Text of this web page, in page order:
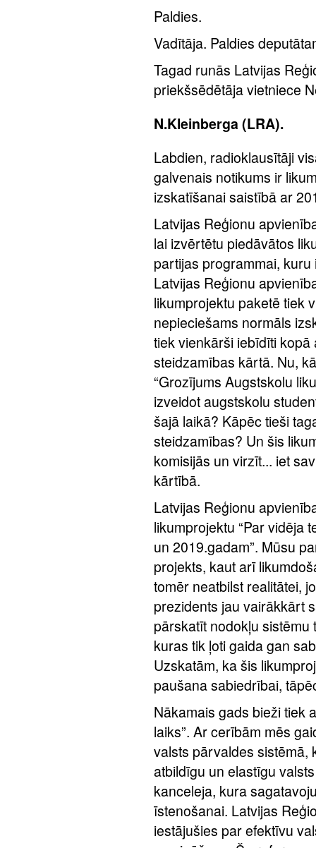
Paldies.
Vadītāja. Paldies
Tagad runās Latvijas
priekšsēdētāja vietniece
N.Kleinberga (LRA).
Labdien, radioklausītāji
galvenais notikums ir
izskatīšanai saistībā ar
Latvijas Reģionu
lai izvērtētu piedāvātos
partijas programmai,
Latvijas Reģionu
likumprojektu paketē tiek
nepieciešams normāls
tiek vienkārši iebīdīti
steidzamības kārtā. Nu,
“Grozījums Augstskolu
izveidot augstskolu
šajā laikā? Kāpēc tieši
steidzamības? Un šis
komisijās un virzīt... iet
kārtībā.
Latvijas Reģionu
likumprojektu “Par vidēja
un 2019.gadam”. Mūsu
projekts, kaut arī
tomēr neatbilst realitātei,
prezidents jau vairākkārt
pārskatīt nodokļu
kuras tik ļoti gaida gan
Uzskatām, ka šis
paušana sabiedrībai,
Nākamais gads bieži tiek
laiks”. Ar cerībām mēs
valsts pārvaldes sistēmā,
atbildīgu un elastīgu
kanceleja, kura
īstenošanai. Latvijas
iestājušies par efektīvu